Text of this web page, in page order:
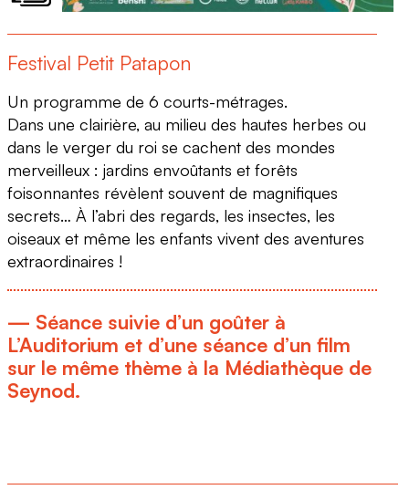
Festival Petit Patapon
Un programme de 6 courts-métrages.
Dans une clairière, au milieu des hautes herbes ou
dans le verger du roi se cachent des mondes
merveilleux : jardins envoûtants et forêts
foisonnantes révèlent souvent de magnifiques
secrets… À l’abri des regards, les insectes, les
oiseaux et même les enfants vivent des aventures
extraordinaires !
— Séance suivie d’un goûter à
L’Auditorium et d’une séance d’un film
sur le même thème à la Médiathèque de
Seynod.